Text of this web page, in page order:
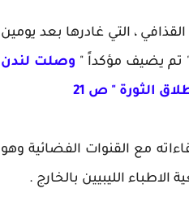
، التي غادرها بعد يومين
" وصلت لندن
مع القنوات الفضائية وهو
الليبيين بالخارج .